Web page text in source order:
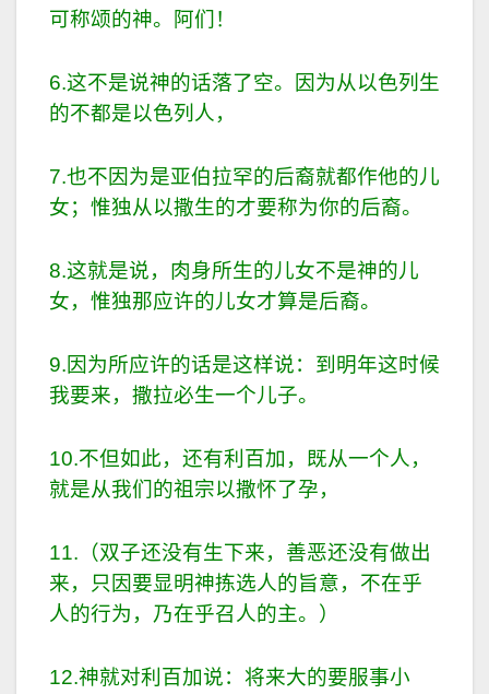
可称颂的神。阿们！
6.这不是说神的话落了空。因为从以色列生
的不都是以色列人，
7.也不因为是亚伯拉罕的后裔就都作他的儿
女；惟独从以撒生的才要称为你的后裔。
8.这就是说，肉身所生的儿女不是神的儿
女，惟独那应许的儿女才算是后裔。
9.因为所应许的话是这样说：到明年这时候
我要来，撒拉必生一个儿子。
10.不但如此，还有利百加，既从一个人，
就是从我们的祖宗以撒怀了孕，
11.（双子还没有生下来，善恶还没有做出
来，只因要显明神拣选人的旨意，不在乎
人的行为，乃在乎召人的主。）
12.神就对利百加说：将来大的要服事小